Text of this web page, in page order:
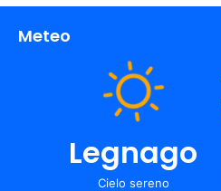
Meteo
Legnago
Cielo sereno